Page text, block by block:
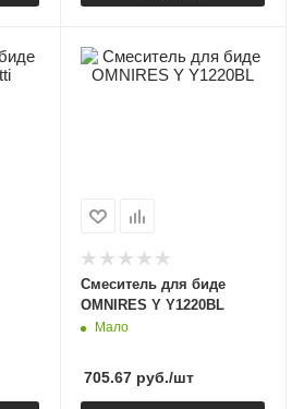
Смеситель для биде
OMNIRES Y Y1220BL
Мало
705.67руб./шт